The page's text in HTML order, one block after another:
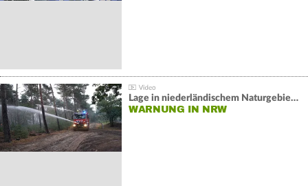
Lage in niederländischem Naturgebiet stabil
WARNUNG IN NRW